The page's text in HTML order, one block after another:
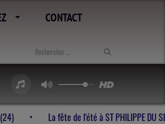
CONTACT
à VELINES (24) La fête de l'été à ST